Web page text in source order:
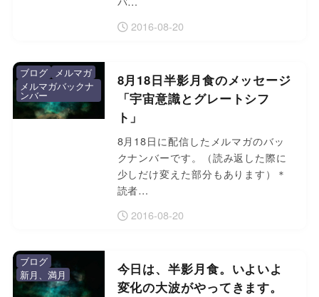
2016-08-20
8月18日半影月食のメッセージ
「宇宙意識とグレートシフ
ト」
8月18日に配信したメルマガのバッ
クナンバーです。（読み返した際に
少しだけ変えた部分もあります）＊
読者…
2016-08-20
ブログ
メルマガ
メルマガバックナ
ンバー
今日は、半影月食。いよいよ
変化の大波がやってきます。
ブログ
新月、満月